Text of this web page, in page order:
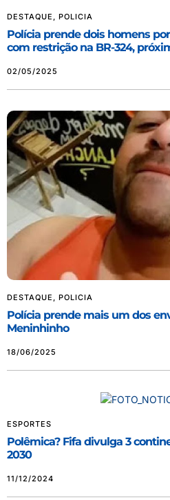
DESTAQUE , POLICIA
Polícia prende dois homens
com restrição na BR-324,
02/05/2025
DESTAQUE POLICIA
Polícia prende mais um dos
Meninhinho
18/06/2025
ESPORTES
Polêmica? Fifa divulga 3
2030
11/12/2024